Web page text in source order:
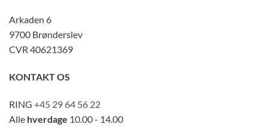
Arkaden 6
9700 Brønderslev
CVR 40621369
KONTAKT OS
RING +45 29 64 56 22
Alle hverdage 10.00 - 14.00